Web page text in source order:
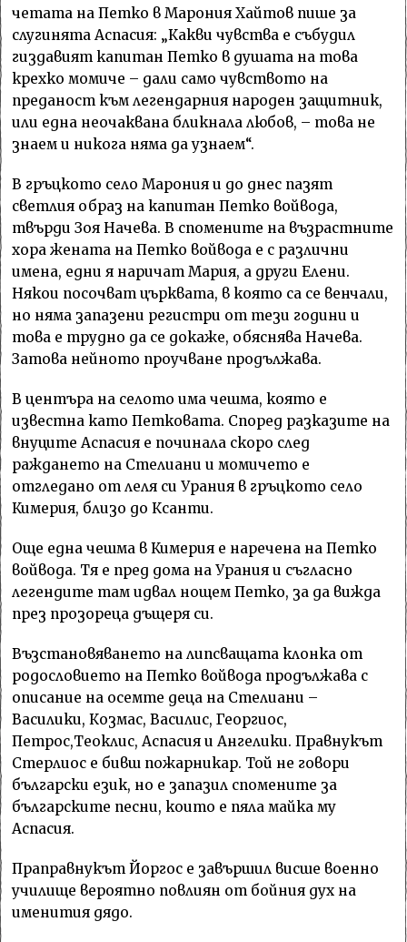
четата на Петко в Марония Хайтов пише за
слугинята Аспасия: „Какви чувства е събудил
гиздавият капитан Петко в душата на това
крехко момиче – дали само чувството на
преданост към легендарния народен защитник,
или една неочаквана бликнала любов, – това не
знаем и никога няма да узнаем“.
В гръцкото село Марония и до днес пазят
светлия образ на капитан Петко войвода,
твърди Зоя Начева. В спомените на възрастните
хора жената на Петко войвода е с различни
имена, едни я наричат Мария, а други Елени.
Някои посочват църквата, в която са се венчали,
но няма запазени регистри от тези години и
това е трудно да се докаже, обяснява Начева.
Затова нейното проучване продължава.
В центъра на селото има чешма, която е
известна като Петковата. Според разказите на
внуците Аспасия е починала скоро след
раждането на Стелиани и момичето е
отгледано от леля си Урания в гръцкото село
Кимерия, близо до Ксанти.
Още една чешма в Кимерия е наречена на Петко
войвода. Тя е пред дома на Урания и съгласно
легендите там идвал нощем Петко, за да вижда
през прозореца дъщеря си.
Възстановяването на липсващата клонка от
родословието на Петко войвода продължава с
описание на осемте деца на Стелиани –
Василики, Козмас, Василис, Георгиос,
Петрос,Теоклис, Аспасия и Ангелики. Правнукът
Стерлиос е бивш пожарникар. Той не говори
български език, но е запазил спомените за
българските песни, които е пяла майка му
Аспасия.
Праправнукът Йоргос е завършил висше военно
училище вероятно повлиян от бойния дух на
именития дядо.